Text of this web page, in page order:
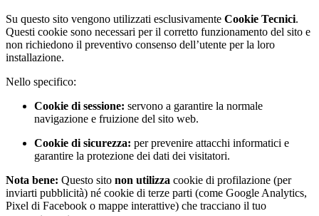
Su questo sito vengono utilizzati esclusivamente Cookie Tecnici.
Questi cookie sono necessari per il corretto funzionamento del sito e
non richiedono il preventivo consenso dell’utente per la loro
installazione.
Nello specifico:
Cookie di sessione: servono a garantire la normale
navigazione e fruizione del sito web.
Cookie di sicurezza: per prevenire attacchi informatici e
garantire la protezione dei dati dei visitatori.
Nota bene: Questo sito non utilizza cookie di profilazione (per
inviarti pubblicità) né cookie di terze parti (come Google Analytics,
Pixel di Facebook o mappe interattive) che tracciano il tuo